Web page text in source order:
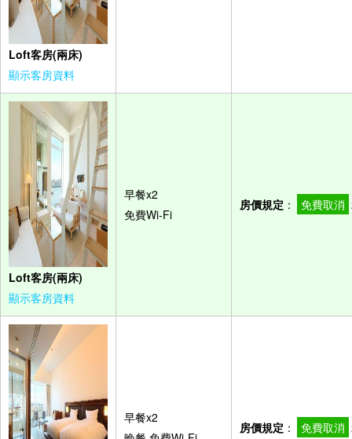
Loft客房(兩床)
顯示客房資料
Loft客房(兩床)
顯示客房資料
早餐x2
免費Wi-Fi
房價規定 ： 免費取消
早餐x2
房價規定 ： 免費取消